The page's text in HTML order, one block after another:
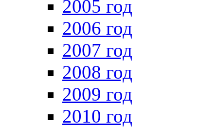
2005 год
2006 год
2007 год
2008 год
2009 год
2010 год